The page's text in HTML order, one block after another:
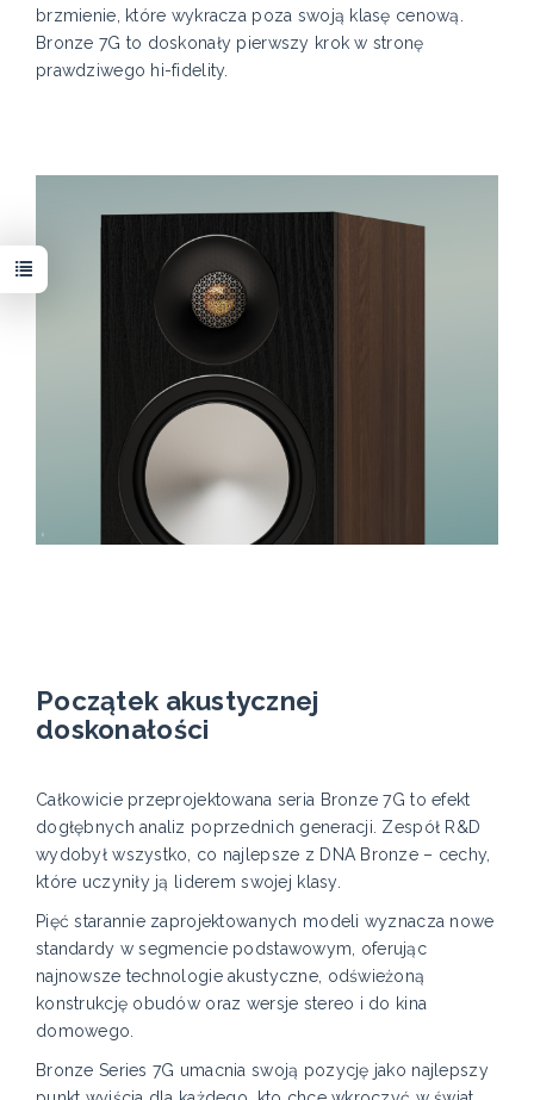
brzmienie, które wykracza poza swoją klasę cenową.
Bronze 7G to doskonały pierwszy krok w stronę
prawdziwego hi-fidelity.
Początek akustycznej
doskonałości
Całkowicie przeprojektowana seria Bronze 7G to efekt
dogłębnych analiz poprzednich generacji. Zespół R&D
wydobył wszystko, co najlepsze z DNA Bronze – cechy,
które uczyniły ją liderem swojej klasy.
Pięć starannie zaprojektowanych modeli wyznacza nowe
standardy w segmencie podstawowym, oferując
najnowsze technologie akustyczne, odświeżoną
konstrukcję obudów oraz wersje stereo i do kina
domowego.
Bronze Series 7G umacnia swoją pozycję jako najlepszy